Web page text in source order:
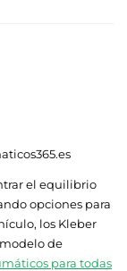
el equilibrio
opciones para
los Kleber
de
para todas